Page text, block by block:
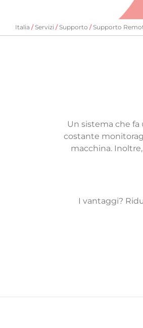
Italia Servizi Supporto Supporto
Un sistema che
costante
macchina.
I vantaggi?